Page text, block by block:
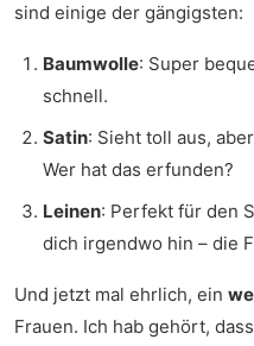
sind einige der gängigsten:
Baumwolle: Super
schnell.
Satin: Sieht toll aus,
Wer hat das erfunden?
Leinen: Perfekt für den
dich irgendwo hin – die
Und jetzt mal ehrlich, ein
Frauen. Ich hab gehört,